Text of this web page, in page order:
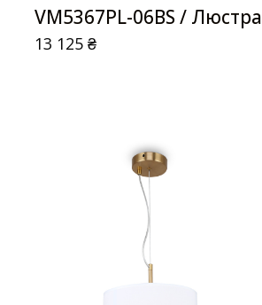
VM5367PL-06BS / Люстра
13 125₴